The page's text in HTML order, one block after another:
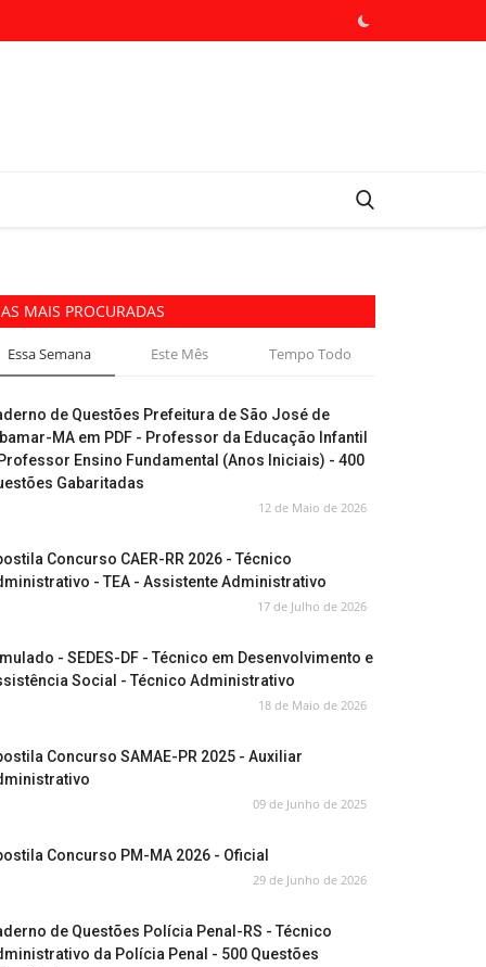
AS MAIS PROCURADAS
Essa Semana Este Mês Tempo Todo
de Questões Prefeitura de São José de
MA em PDF - Professor da Educação Infantil
Ensino Fundamental (Anos Iniciais) - 400
Gabaritadas
12 de Maio de 2026
Concurso CAER-RR 2026 - Técnico
- TEA - Assistente Administrativo
17 de Julho de 2026
- SEDES-DF - Técnico em Desenvolvimento e
Social - Técnico Administrativo
18 de Maio de 2026
Concurso SAMAE-PR 2025 - Auxiliar
09 de Junho de 2025
Concurso PM-MA 2026 - Oficial
29 de Junho de 2026
de Questões Polícia Penal-RS - Técnico
da Polícia Penal - 500 Questões